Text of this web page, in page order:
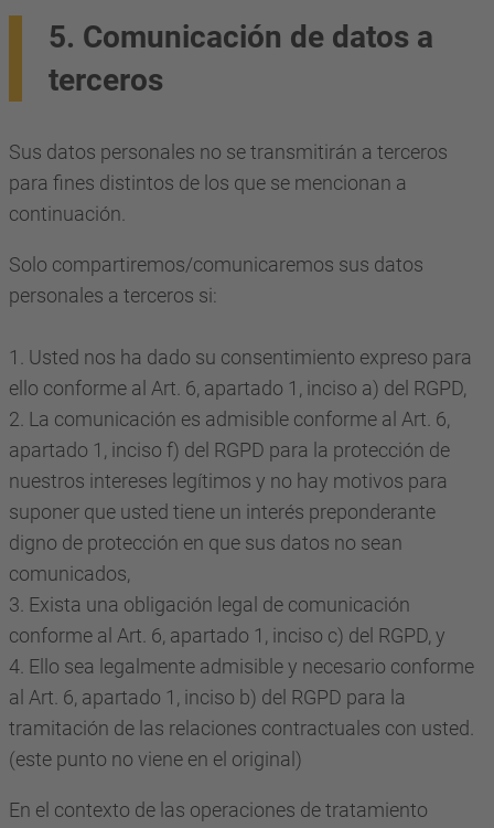
5. Comunicación de datos a
terceros
Sus datos personales no se transmitirán a terceros
para fines distintos de los que se mencionan a
continuación.
Solo compartiremos/comunicaremos sus datos
personales a terceros si:
1. Usted nos ha dado su consentimiento expreso para
ello conforme al Art. 6, apartado 1, inciso a) del RGPD,
2. La comunicación es admisible conforme al Art. 6,
apartado 1, inciso f) del RGPD para la protección de
nuestros intereses legítimos y no hay motivos para
suponer que usted tiene un interés preponderante
digno de protección en que sus datos no sean
comunicados,
3. Exista una obligación legal de comunicación
conforme al Art. 6, apartado 1, inciso c) del RGPD, y
4. Ello sea legalmente admisible y necesario conforme
al Art. 6, apartado 1, inciso b) del RGPD para la
tramitación de las relaciones contractuales con usted.
(este punto no viene en el original)
En el contexto de las operaciones de tratamiento